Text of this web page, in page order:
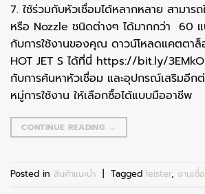
7. ใช้ร่วมกับหัวเชื่อมได้หลากหลาย สามาร
หรือ Nozzle ชนิดต่างๆ ได้มากกว่า 60 แ
กับการใช้งานของคุณ ดาวน์โหลดแคตตา
HOT JET S ได้ที่นี่ https://bit.ly/
กับการค้นหาหัวเชื่อม และอุปกรณ์เสริมอีก
หมู่การใช้งาน ให้เลือกซื้อได้แบบมืออาชีพ
CONTINUE READING →
Posted in สินค้าแนะนำ | Tagged leister, งานเ